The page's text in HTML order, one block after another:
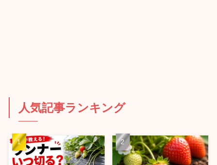
人気記事ランキング